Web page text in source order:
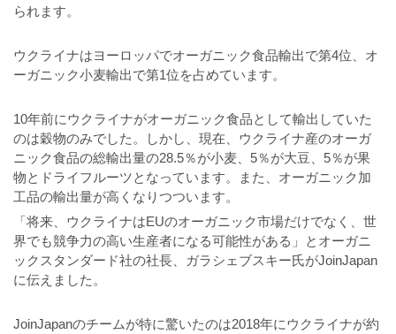
られます。
ウクライナはヨーロッパでオーガニック食品輸出で第4位、オ
ーガニック小麦輸出で第1位を占めています。
10年前にウクライナがオーガニック食品として輸出していた
のは穀物のみでした。しかし、現在、ウクライナ産のオーガ
ニック食品の総輸出量の28.5％が小麦、5％が大豆、5％が果
物とドライフルーツとなっています。また、オーガニック加
工品の輸出量が高くなりつついます。
「将来、ウクライナはEUのオーガニック市場だけでなく、世
界でも競争力の高い生産者になる可能性がある」とオーガニ
ックスタンダード社の社長、ガラシェブスキー氏がJoinJapan
に伝えました。
JoinJapanのチームが特に驚いたのは2018年にウクライナが約